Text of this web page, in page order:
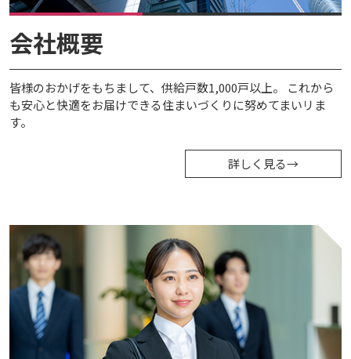
会社概要
皆様のおかげをもちまして、供給戸数1,000戸以上。 これから
も安心と快適をお届けできる住まいづくりに努めてまいリま
す。
詳しく見る→